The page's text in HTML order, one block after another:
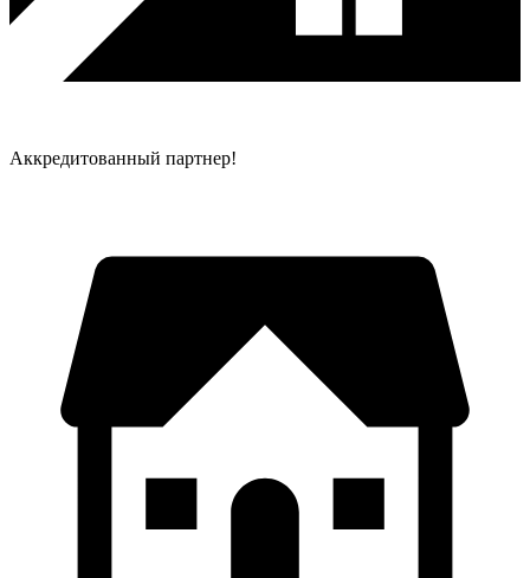
Аккредитованный партнер!